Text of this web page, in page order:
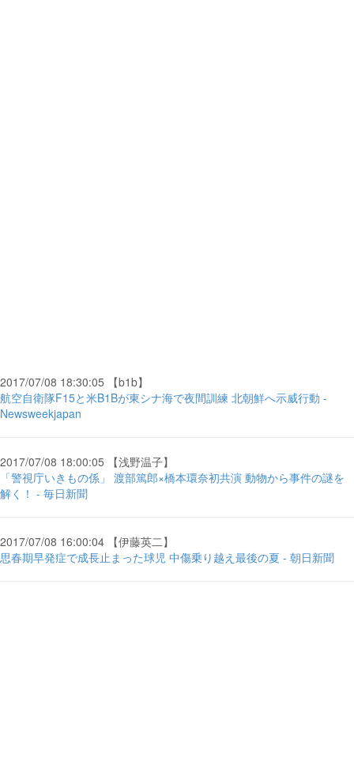
2017/07/08 18:30:05 【b1b】
航空自衛隊F15と米B1Bが東シナ海で夜間訓練 北朝鮮へ示威行動 -
Newsweekjapan
2017/07/08 18:00:05 【浅野温子】
「警視庁いきもの係」 渡部篤郎×橋本環奈初共演 動物から事件の謎を
解く！ - 毎日新聞
2017/07/08 16:00:04 【伊藤英二】
思春期早発症で成長止まった球児 中傷乗り越え最後の夏 - 朝日新聞